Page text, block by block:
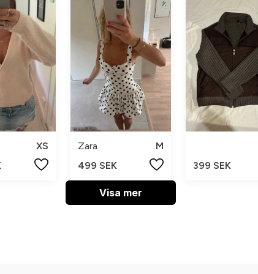
XS
Zara
M
499 SEK
399 SEK
Visa mer